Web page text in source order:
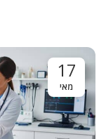
17
מאי